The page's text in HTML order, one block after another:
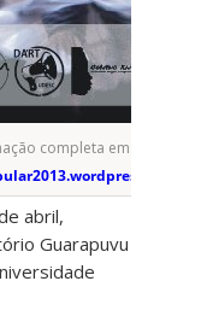
completa em:
abril,
Guarapuvu